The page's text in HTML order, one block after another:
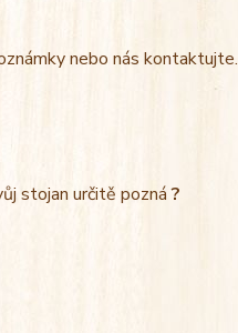
nebo nás kontaktujte.
stojan určitě pozná?